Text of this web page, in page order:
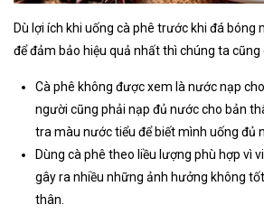
Dù lợi ích khi uống cà phê trước khi đá bóng
để đảm bảo hiệu quả nhất thì chúng ta cũng
Cà phê không được xem là nước nạp
người cũng phải nạp đủ nước cho bản
tra màu nước tiểu để biết mình uống đủ
Dùng cà phê theo liều lượng phù hợp vì
gây ra nhiều những ảnh hưởng không
thân.